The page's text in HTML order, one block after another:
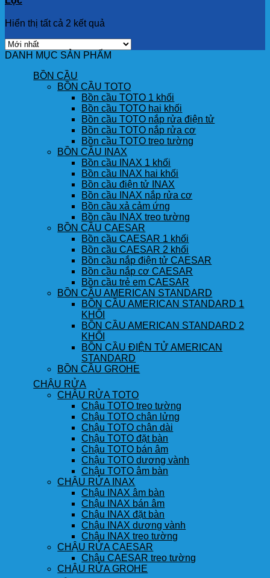
Hiển thị tất cả 2 kết quả
DANH MỤC SẢN PHẨM
BỒN CẦU
BỒN CẦU TOTO
Bồn cầu TOTO 1 khối
Bồn cầu TOTO hai khối
Bồn cầu TOTO nắp rửa điện tử
Bồn cầu TOTO nắp rửa cơ
Bồn cầu TOTO treo tường
BỒN CẦU INAX
Bồn cầu INAX 1 khối
Bồn cầu INAX hai khối
Bồn cầu điện tử INAX
Bồn cầu INAX nắp rửa cơ
Bồn cầu xả cảm ứng
Bồn cầu INAX treo tường
BỒN CẦU CAESAR
Bồn cầu CAESAR 1 khối
Bồn cầu CAESAR 2 khối
Bồn cầu nắp điện tử CAESAR
Bồn cầu nắp cơ CAESAR
Bồn cầu trẻ em CAESAR
BỒN CẦU AMERICAN STANDARD
BỒN CẦU AMERICAN STANDARD 1
KHỐI
BỒN CẦU AMERICAN STANDARD 2
KHỐI
BỒN CẦU ĐIỆN TỬ AMERICAN
STANDARD
BỒN CẦU GROHE
CHẬU RỬA
CHẬU RỬA TOTO
Chậu TOTO treo tường
Chậu TOTO chân lửng
Chậu TOTO chân dài
Chậu TOTO đặt bàn
Chậu TOTO bán âm
Chậu TOTO dương vành
Chậu TOTO âm bàn
CHẬU RỬA INAX
Chậu INAX âm bàn
Chậu INAX bán âm
Chậu INAX đặt bàn
Chậu INAX dương vành
Chậu INAX treo tường
CHẬU RỬA CAESAR
Chậu CAESAR treo tường
CHẬU RỬA GROHE